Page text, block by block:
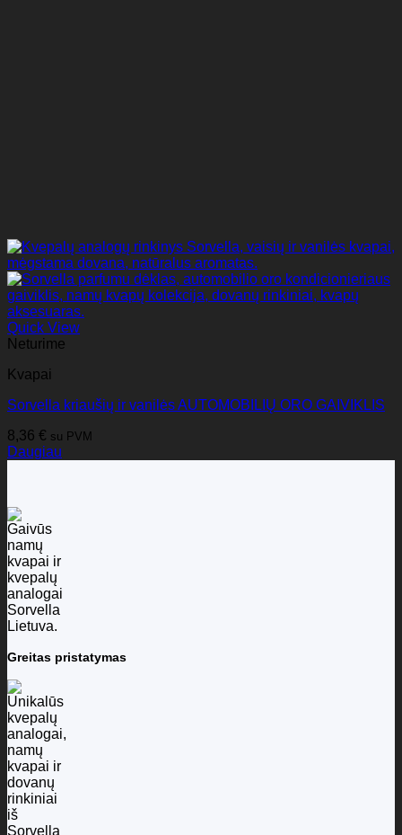
Quick View
Neturime
Kvapai
Sorvella kriaušių ir vanilės AUTOMOBILIŲ ORO GAIVIKLIS
8,36 € su PVM
Daugiau
Greitas pristatymas